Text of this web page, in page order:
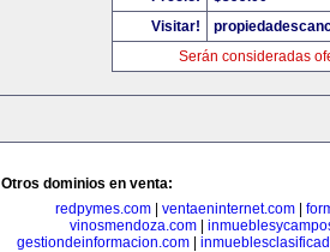
Visitar!
Serán consideradas
Otros dominios en venta:
redpymes.com
ventaeninternet.com
vinosmendoza.com|
gestiondeinformacion.com